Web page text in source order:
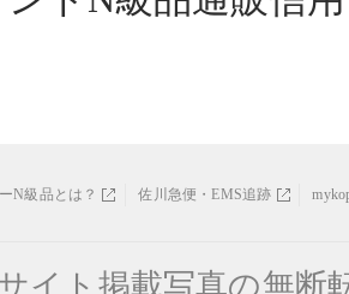
N級品とは？ 佐川急便・EMS追跡
イト掲載写真の無断